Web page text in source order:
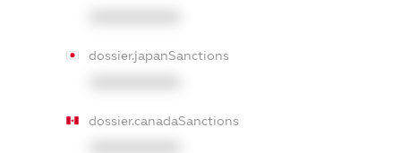
dossier.japanSanctions
dossier.canadaSanctions